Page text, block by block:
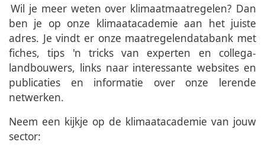
Wil je meer weten over klimaatmaatregelen? Dan
ben je op onze klimaatacademie aan het juiste
adres. Je vindt er onze maatregelendatabank met
fiches, tips 'n tricks van experten en collega-
landbouwers, links naar interessante websites en
publicaties en informatie over onze lerende
netwerken.
Neem een kijkje op de klimaatacademie van jouw
sector: